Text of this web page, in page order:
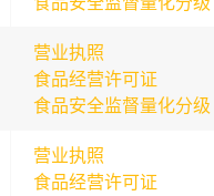
营业执照
食品经营许可证
食品安全监督量化分级
营业执照
食品经营许可证